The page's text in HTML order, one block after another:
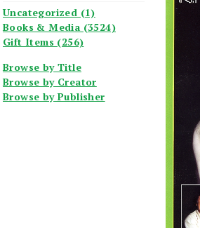
Uncategorized (1)
Books & Media (3524)
Gift Items (256)
Browse by Title
Browse by Creator
Browse by Publisher